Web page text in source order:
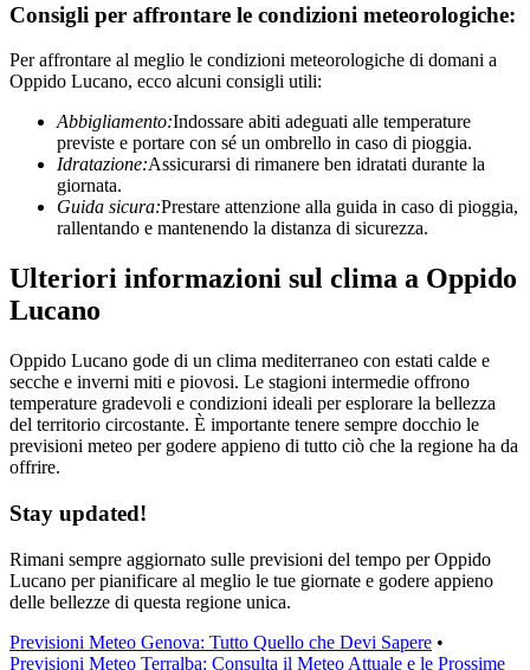
Consigli per affrontare le condizioni meteorologiche:
Per affrontare al meglio le condizioni meteorologiche di domani a
Oppido Lucano, ecco alcuni consigli utili:
Abbigliamento:Indossare abiti adeguati alle temperature
previste e portare con sé un ombrello in caso di pioggia.
Idratazione:Assicurarsi di rimanere ben idratati durante la
giornata.
Guida sicura:Prestare attenzione alla guida in caso di pioggia,
rallentando e mantenendo la distanza di sicurezza.
Ulteriori informazioni sul clima a Oppido
Lucano
Oppido Lucano gode di un clima mediterraneo con estati calde e
secche e inverni miti e piovosi. Le stagioni intermedie offrono
temperature gradevoli e condizioni ideali per esplorare la bellezza
del territorio circostante. È importante tenere sempre docchio le
previsioni meteo per godere appieno di tutto ciò che la regione ha da
offrire.
Stay updated!
Rimani sempre aggiornato sulle previsioni del tempo per Oppido
Lucano per pianificare al meglio le tue giornate e godere appieno
delle bellezze di questa regione unica.
Previsioni Meteo Genova: Tutto Quello che Devi Sapere •
Previsioni Meteo Terralba: Consulta il Meteo Attuale e le Prossime